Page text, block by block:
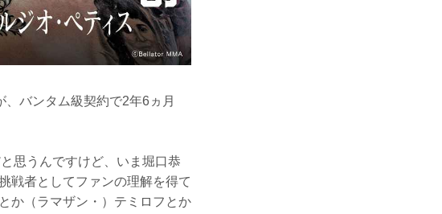
バンタム級契約で2年6ヵ月
思うんですけど、いま堀口恭
戦者としてファンの理解を得て
か（ラマザン・）テミロフとか